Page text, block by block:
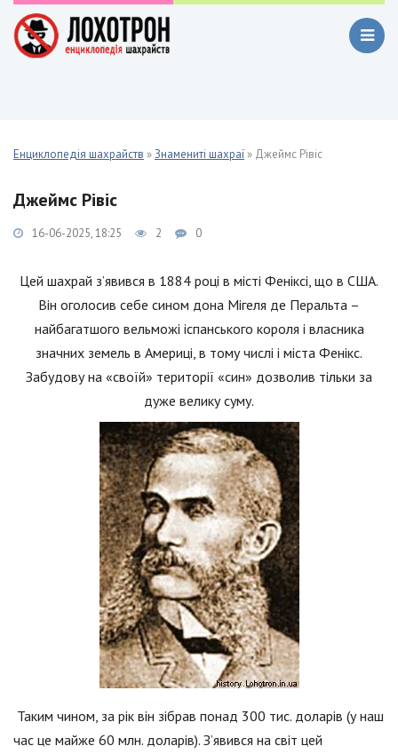
Енциклопедія шахрайств »Знамениті шахраї » Джеймс Рівіс
Джеймс Рівіс
16-06-2025, 18:25 2 0
Цей шахрай з’явився в 1884 році в місті Феніксі, що в США.
Він оголосив себе сином дона Мігеля де Перальта –
найбагатшого вельможі іспанського короля і власника
значних земель в Америці, в тому числі і міста Фенікс.
Забудову на «своїй» території «син» дозволив тільки за
дуже велику суму.
Таким чином, за рік він зібрав понад 300 тис. доларів (у наш
час це майже 60 млн. доларів). З’явився на світ цей